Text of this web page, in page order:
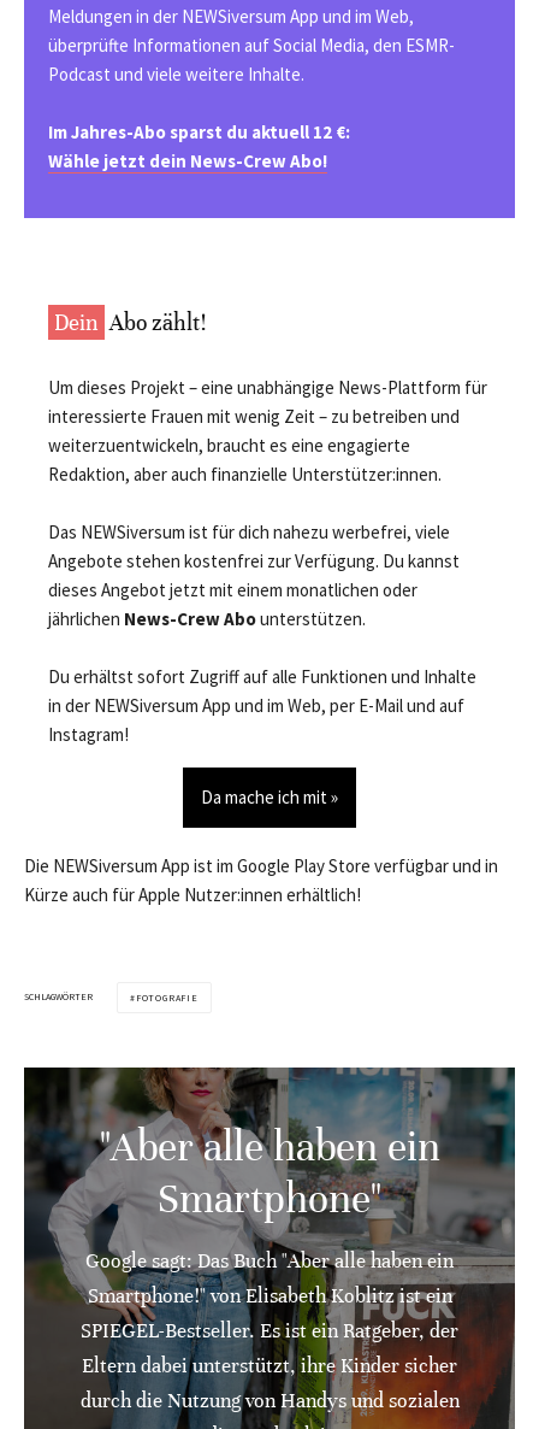
Meldungen in der NEWSiversum App und im Web,
überprüfte Informationen auf Social Media, den ESMR-
Podcast und viele weitere Inhalte.
Im Jahres-Abo sparst du aktuell 12 €:
Wähle jetzt dein News-Crew Abo!
Dein Abo zählt!
Um dieses Projekt – eine unabhängige News-Plattform für
interessierte Frauen mit wenig Zeit – zu betreiben und
weiterzuentwickeln, braucht es eine engagierte
Redaktion, aber auch finanzielle Unterstützer:innen.
Das NEWSiversum ist für dich nahezu werbefrei, viele
Angebote stehen kostenfrei zur Verfügung. Du kannst
dieses Angebot jetzt mit einem monatlichen oder
jährlichen News-Crew Abounterstützen.
Du erhältst sofort Zugriff auf alle Funktionen und Inhalte
in der NEWSiversum App und im Web, per E-Mail und auf
Instagram!
Da mache ich mit »
Die NEWSiversum App ist im Google Play Store verfügbar und in
Kürze auch für Apple Nutzer:innen erhältlich!
SCHLAGWÖRTER FOTOGRAFIE
"Aber alle haben ein
Smartphone"
Google sagt: Das Buch "Aber alle haben ein
Smartphone!" von Elisabeth Koblitz ist ein
SPIEGEL-Bestseller. Es ist ein Ratgeber, der
Eltern dabei unterstützt, ihre Kinder sicher
durch die Nutzung von Handys und sozialen